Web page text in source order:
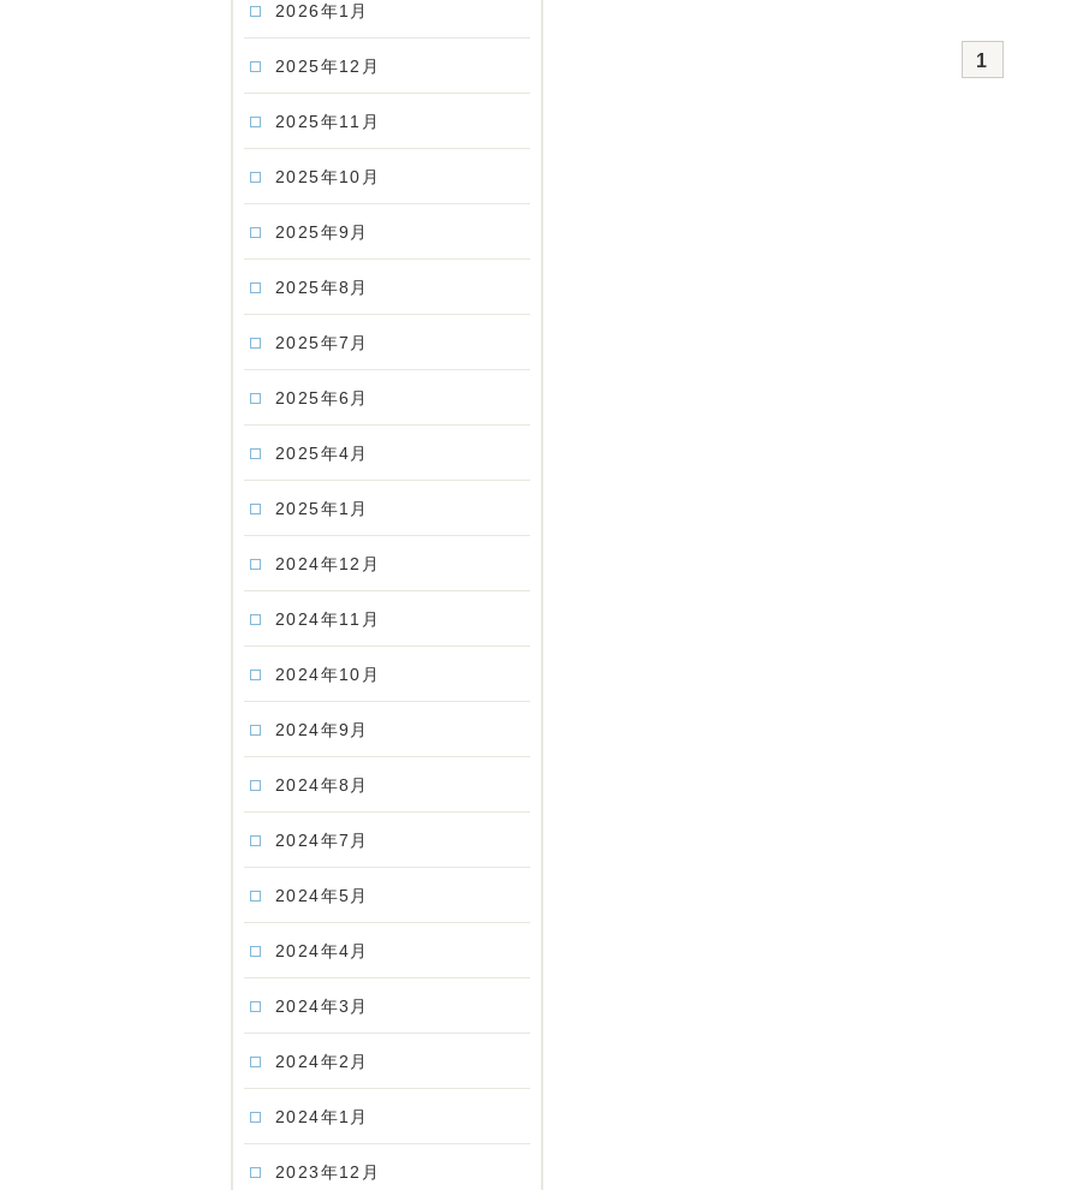
1
2026年1月
2025年12月
2025年11月
2025年10月
2025年9月
2025年8月
2025年7月
2025年6月
2025年4月
2025年1月
2024年12月
2024年11月
2024年10月
2024年9月
2024年8月
2024年7月
2024年5月
2024年4月
2024年3月
2024年2月
2024年1月
2023年12月